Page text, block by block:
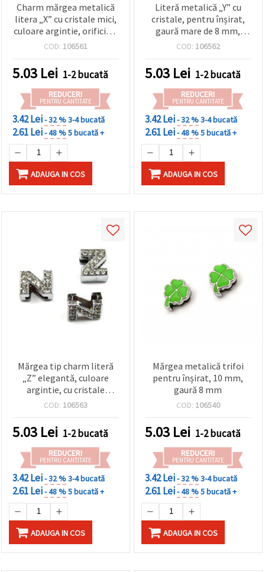
Charm mărgea metalică
litera „X” cu cristale mici,
culoare argintie, orificiu 8
mm, accesoriu DIY pentru
COD: 106561
5.03 Lei 1-2 bucată
REDUCERI
PENTRU CANTITATE
3.42 Lei- 32 %3-4 bucată
2.61 Lei- 48 %5 bucată +
ADAUGA IN COS
Literă metalică „Y” cu
cristale, pentru înșirat,
gaură mare de 8 mm,
finisaj culoare argintie —
hobby și bijuterii DIY
COD: 106562
5.03 Lei 1-2 bucată
REDUCERI
PENTRU CANTITATE
3.42 Lei- 32 %3-4 bucată
2.61 Lei- 48 %5 bucată +
ADAUGA IN COS
Mărgea tip charm literă
„Z” elegantă, culoare
argintie, cu cristale
strălucitoare, orificiu 8
confecționarea
bijuteriilor handmade
COD: 106563
5.03 Lei 1-2 bucată
REDUCERI
PENTRU CANTITATE
3.42 Lei- 32 %3-4 bucată
2.61 Lei- 48 %5 bucată +
ADAUGA IN COS
Mărgea metalică trifoi
pentru înșirat, 10 mm,
gaură 8 mm
COD: 106540
5.03 Lei 1-2 bucată
REDUCERI
PENTRU CANTITATE
3.42 Lei- 32 %3-4 bucată
2.61 Lei- 48 %5 bucată +
ADAUGA IN COS